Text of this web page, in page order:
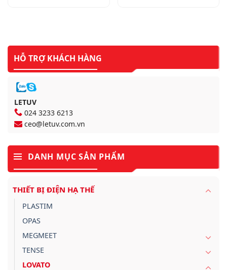
HỖ TRỢ KHÁCH HÀNG
LETUV
024 3233 6213
ceo@letuv.com.vn
DANH MỤC SẢN PHẨM
THIẾT BỊ ĐIỆN HẠ THẾ
PLASTIM
OPAS
MEGMEET
TENSE
LOVATO